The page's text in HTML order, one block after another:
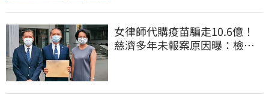
女律師代購疫苗騙走10.6億！
慈濟多年未報案原因曝：檢警